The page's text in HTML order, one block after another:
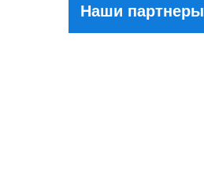
Наши партнеры